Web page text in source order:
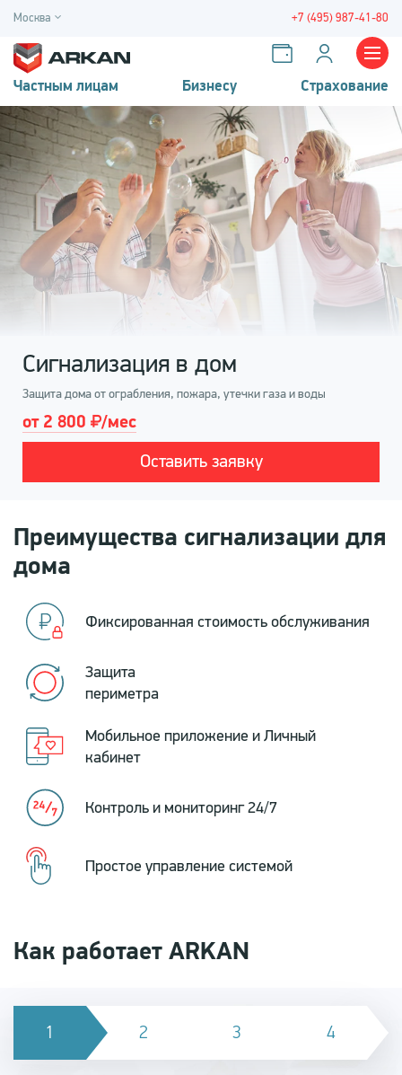
Москва +7 (495) 987-41-80
Частным лицам Бизнесу Страхование
Сигнализация в дом
Защита дома от ограбления, пожара, утечки газа и воды
от 2 800
/мес
Оставить заявку
Преимущества сигнализации для
дома
Фиксированная стоимость обслуживания
Защита
периметра
Мобильное приложение и Личный
кабинет
Контроль и мониторинг 24/7
Простое управление системой
Как работает ARKAN